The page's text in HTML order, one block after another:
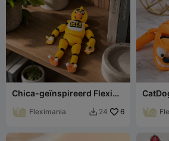
Chica-geïnspireerd Flexi
FiguurFleximania  24 6